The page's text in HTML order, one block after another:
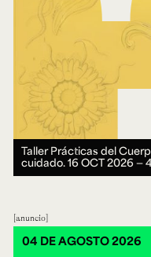
Taller Prácticas del
cuidado.16 OCT 2026 ―
anuncio
04 DE AGOSTO 2026